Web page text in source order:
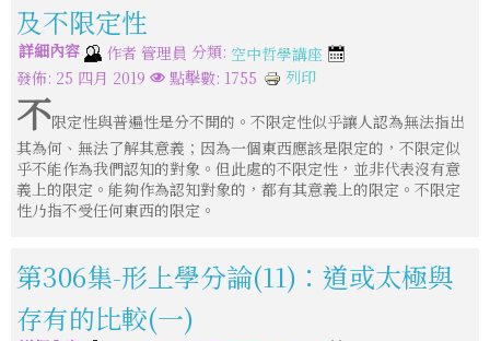
及不限定性
詳細內容 作者 管理員 分類: 空中哲學講座
發佈: 25 四月 2019
點擊數: 1755 列印
不限定性與普遍性是分不開的。不限定性似乎讓人認為無法指出
其為何、無法了解其意義；因為一個東西應該是限定的，不限定似
乎不能作為我們認知的對象。但此處的不限定性，並非代表沒有意
義上的限定。能夠作為認知對象的，都有其意義上的限定。不限定
性乃指不受任何東西的限定。
第306集-形上學分論(11)：道或太極與
存有的比較(一)